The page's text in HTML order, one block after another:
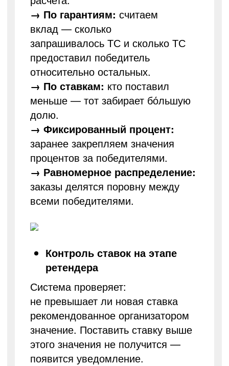
→ По гарантиям: считаем
вклад — сколько
запрашивалось ТС и сколько ТС
предоставил победитель
относительно остальных.
→ По ставкам: кто поставил
меньше — тот забирает бо́льшую
долю.
→ Фиксированный процент:
заранее закрепляем значения
процентов за победителями.
→ Равномерное распределение:
заказы делятся поровну между
всеми победителями.
Контроль ставок на этапе
ретендера
Система проверяет:
не превышает ли новая ставка
рекомендованное организатором
значение. Поставить ставку выше
этого значения не получится —
появится уведомление.